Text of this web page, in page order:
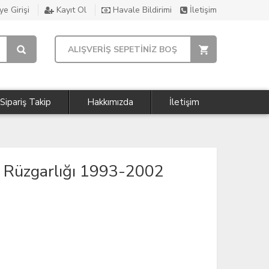
Girişi Kayıt Ol Havale Bildirimi İletişim
ALIŞVERİŞ SEPETİNİZ BOŞ
Sipariş Takip Hakkımızda İletişim
1993-2002